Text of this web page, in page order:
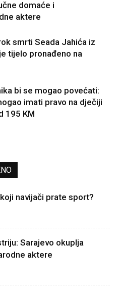
domaće i
aktere
smrti Seada Jahića iz
tijelo pronađeno na
bi se mogao povećati:
imati pravo na dječiji
195 KM
navijači prate sport?
Sarajevo okuplja
aktere